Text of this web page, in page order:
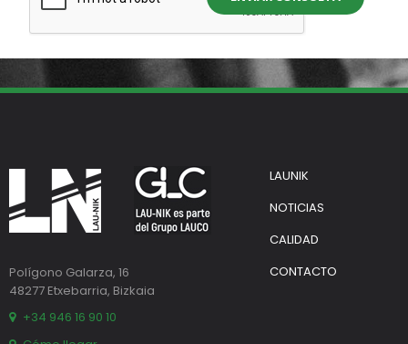
Polígono Galarza, 16
48277 Etxebarria, Bizkaia
+34 946 16 90 10
LAUNIK
NOTICIAS
CALIDAD
CONTACTO